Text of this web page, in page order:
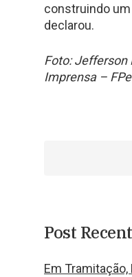
construindo um
declarou.
Foto: Jefferson
Imprensa –
Post
Em Tramitação,